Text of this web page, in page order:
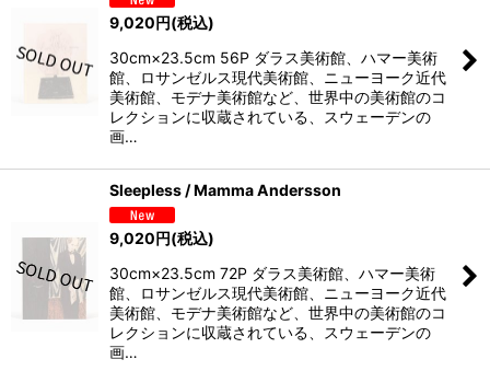
9,020円(税込)
30cm×23.5cm 56P ダラス美術館、ハマー美術
館、ロサンゼルス現代美術館、ニューヨーク近代
美術館、モデナ美術館など、世界中の美術館のコ
レクションに収蔵されている、スウェーデンの
画…
Sleepless / Mamma Andersson
9,020円(税込)
30cm×23.5cm 72P ダラス美術館、ハマー美術
館、ロサンゼルス現代美術館、ニューヨーク近代
美術館、モデナ美術館など、世界中の美術館のコ
レクションに収蔵されている、スウェーデンの
画…